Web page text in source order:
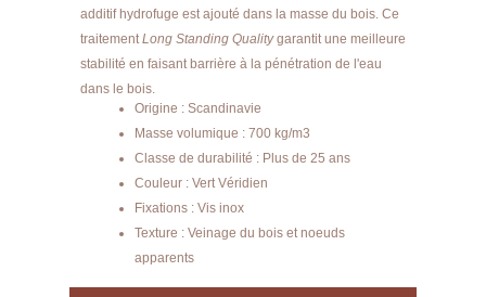
additif hydrofuge est ajouté dans la masse du bois. Ce
traitement Long Standing Qualitygarantit une meilleure
stabilité en faisant barrière à la pénétration de l'eau
dans le bois.
Origine : Scandinavie
Masse volumique : 700 kg/m3
Classe de durabilité : Plus de 25 ans
Couleur : Vert Véridien
Fixations : Vis inox
Texture : Veinage du bois et noeuds
apparents